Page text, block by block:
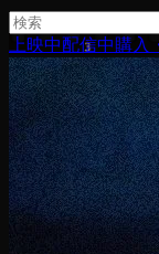
上映中配信中購入